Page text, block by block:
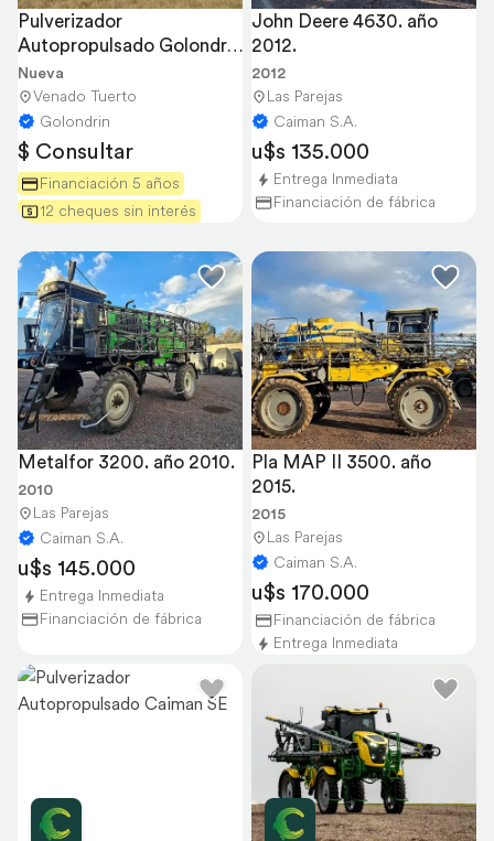
Pulverizador
Autopropulsado Golondrin
GTI 35-26
Nueva
Venado Tuerto
Golondrin
$ Consultar
Financiación 5 años
12 cheques sin interés
John Deere 4630. año
2012.
2012
Las Parejas
Caiman S.A.
u$s 135.000
Entrega Inmediata
Financiación de fábrica
Metalfor 3200. año 2010.
2010
Las Parejas
Caiman S.A.
u$s 145.000
Entrega Inmediata
Financiación de fábrica
Pla MAP II 3500. año
2015.
2015
Las Parejas
Caiman S.A.
u$s 170.000
Financiación de fábrica
Entrega Inmediata